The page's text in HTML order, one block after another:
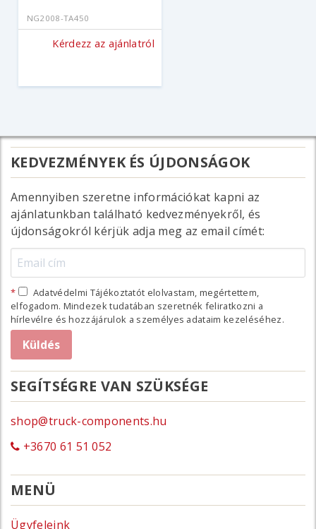
NG2008-TA450
Kérdezz az ajánlatról
KEDVEZMÉNYEK ÉS ÚJDONSÁGOK
Amennyiben szeretne információkat kapni az
ajánlatunkban található kedvezményekről, és
újdonságokról kérjük adja meg az email címét:
Adatvédelmi Tájékoztatót elolvastam, megértettem,
elfogadom. Mindezek tudatában szeretnék feliratkozni a
hírlevélre és hozzájárulok a személyes adataim kezeléséhez.
SEGÍTSÉGRE VAN SZÜKSÉGE
shop@truck-components.hu
+3670 61 51 052
MENÜ
Ügyfeleink